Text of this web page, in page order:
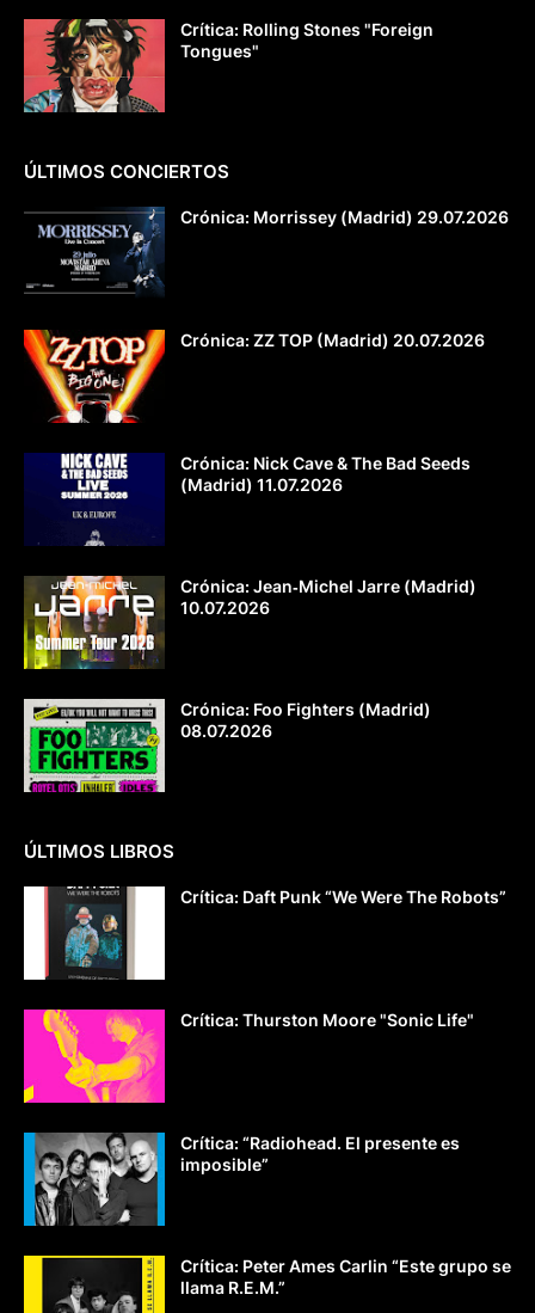
Crítica: Rolling Stones "Foreign
Tongues"
ÚLTIMOS CONCIERTOS
Crónica: Morrissey (Madrid) 29.07.2026
Crónica: ZZ TOP (Madrid) 20.07.2026
Crónica: Nick Cave & The Bad Seeds
(Madrid) 11.07.2026
Crónica: Jean‐Michel Jarre (Madrid)
10.07.2026
Crónica: Foo Fighters (Madrid)
08.07.2026
ÚLTIMOS LIBROS
Crítica: Daft Punk “We Were The Robots”
Crítica: Thurston Moore "Sonic Life"
Crítica: “Radiohead. El presente es
imposible”
Crítica: Peter Ames Carlin “Este grupo se
llama R.E.M.”